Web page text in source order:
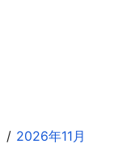
2026年11月